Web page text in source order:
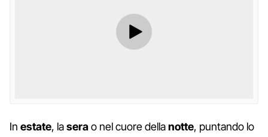
In estate, laserao nel cuore dellanotte, puntando lo